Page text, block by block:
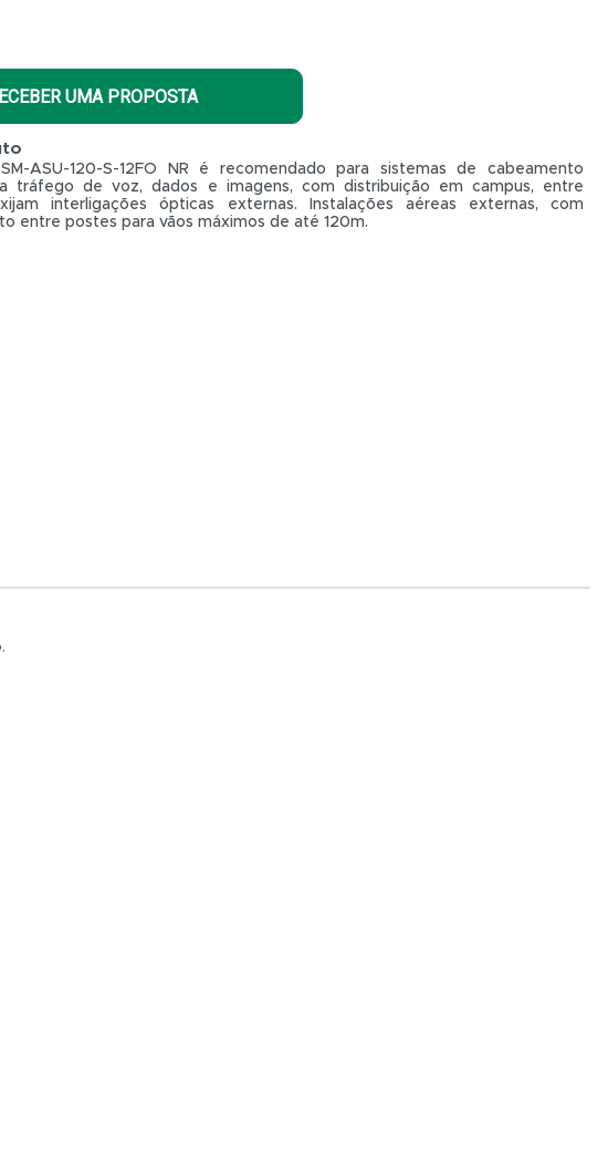
UMA PROPOSTA
ASU-120-S-12FO NR é recomendado para sistemas de cabeamento
tráfego de voz, dados e imagens, com distribuição em campus, entre
interligações ópticas externas. Instalações aéreas externas, com
entre postes para vãos máximos de até 120m.